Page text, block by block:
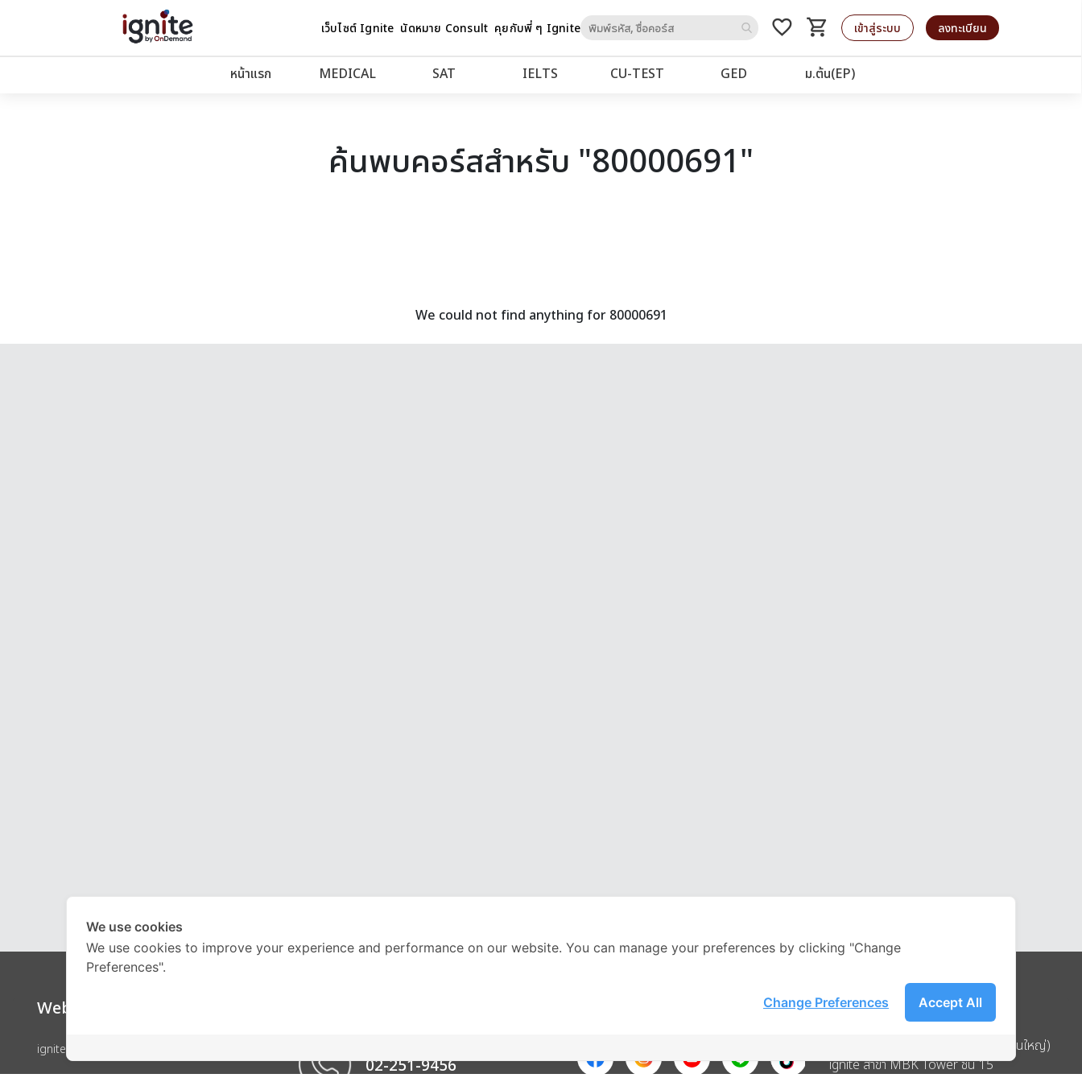
เว็บไซต์ Ignite นัดหมาย Consult คุยกับพี่ ๆ Igniteto
favorite_border shopping_cart
รถเข็น เข้าสู่ระบบ ลงทะเบียน
หน้าแรก MEDICAL SAT IELTS CU‑TEST GED ม.ต้น(EP)
ค้นพบคอร์สสำหรับ "80000691"
We could not find anything for 80000691
Website
ignite by OnDemand
02-251-9456
Address
บริษัท อิกไนท์ เอ สตาร์ จำกัด (สำนักงานใหญ่)
ignite สาขา MBK Tower ชั้น 15
We use cookies
We use cookies to improve your experience and performance on our website. You can manage your preferences by clicking "Change
Preferences".
Accept All
Change Preferences